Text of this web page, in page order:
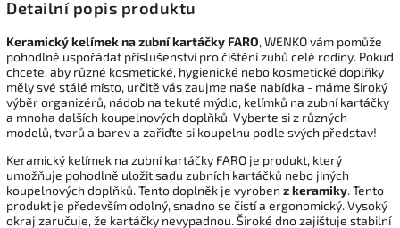
Detailní popis produktu
Keramický kelímek na zubní kartáčky FARO, WENKO vám pomůže
pohodlně uspořádat příslušenství pro čištění zubů celé rodiny. Pokud
chcete, aby různé kosmetické, hygienické nebo kosmetické doplňky
měly své stálé místo, určitě vás zaujme naše nabídka - máme široký
výběr organizérů, nádob na tekuté mýdlo, kelímků na zubní kartáčky
a mnoha dalších koupelnových doplňků. Vyberte si z různých
modelů, tvarů a barev a zařiďte si koupelnu podle svých představ!
Keramický kelímek na zubní kartáčky FARO je produkt, který
umožňuje pohodlně uložit sadu zubních kartáčků nebo jiných
koupelnových doplňků. Tento doplněk je vyroben z keramiky. Tento
produkt je především odolný, snadno se čistí a ergonomický. Vysoký
okraj zaručuje, že kartáčky nevypadnou. Široké dno zajišťuje stabilní